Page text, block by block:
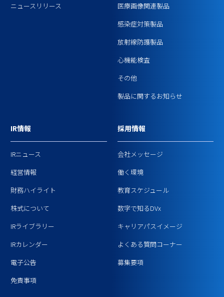
ニュースリリース
医療画像関連製品
感染症対策製品
放射線防護製品
心機能検査
その他
製品に関するお知らせ
IR情報
IRニュース
経営情報
財務ハイライト
株式について
IRライブラリー
IRカレンダー
電子公告
免責事項
採用情報
会社メッセージ
働く環境
教育スケジュール
数字で知るDVx
キャリアパスイメージ
よくある質問コーナー
募集要項